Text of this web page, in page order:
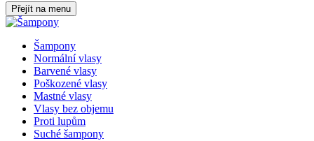
Přejít na menu
Šampony
Normální vlasy
Barvené vlasy
Poškozené vlasy
Mastné vlasy
Vlasy bez objemu
Proti lupům
Suché šampony